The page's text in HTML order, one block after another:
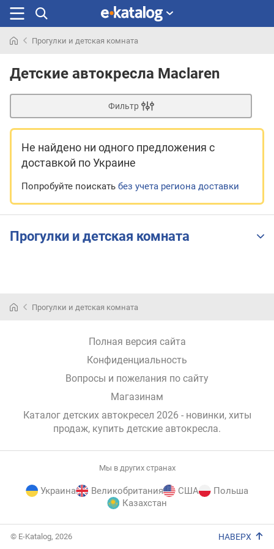
раньше
Прогулки и детская комната
Детские автокресла Maclaren
Фильтр
Не найдено ни одного предложения с
доставкой по Украине
Попробуйте поискать без учета региона доставки
Прогулки и детская комната
Прогулки и детская комната
Полная версия сайта
Конфиденциальность
Вопросы и пожелания по сайту
Магазинам
Каталог детских автокресел 2026 - новинки, хиты
продаж, купить детские автокресла.
Мы в других странах
Украина Великобритания США
Польша
Казахстан
© E-Katalog, 2026 НАВЕРХ